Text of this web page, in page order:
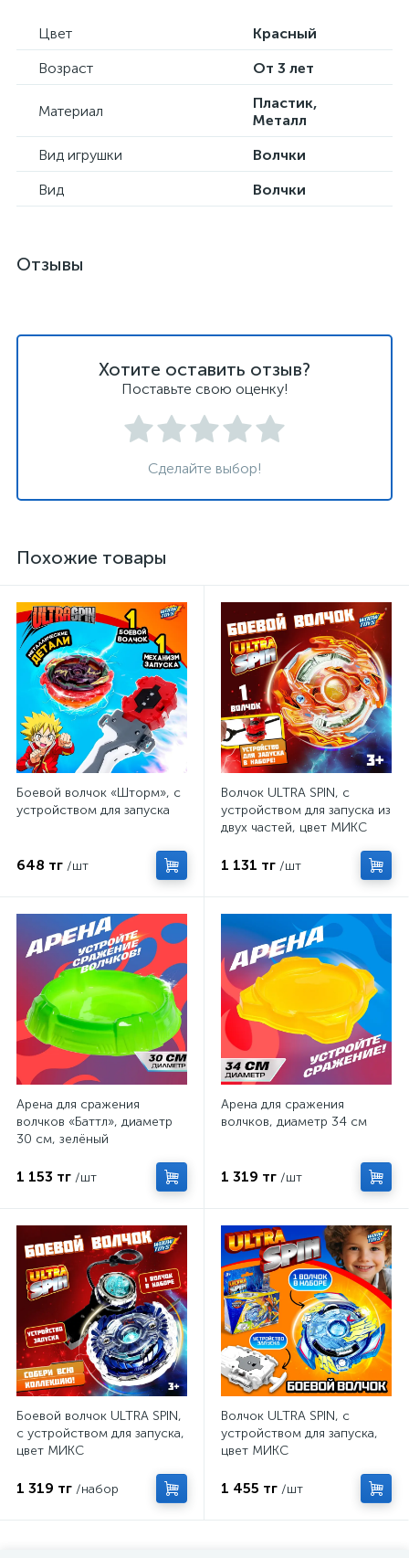
Цвет
Красный
Возраст
От 3 лет
Материал
Пластик,
Металл
Вид игрушки
Волчки
Вид
Волчки
Отзывы
Хотите оставить отзыв?
Поставьте свою оценку!
Сделайте выбор!
Похожие товары
Боевой волчок «Шторм», с
устройством для запуска
648 тг /шт
Волчок ULTRA SPIN, с
устройством для запуска из
двух частей, цвет МИКС
1 131 тг /шт
Арена для сражения
волчков «Баттл», диаметр
30 см, зелёный
1 153 тг /шт
Арена для сражения
волчков, диаметр 34 см
1 319 тг /шт
Боевой волчок ULTRA SPIN,
с устройством для запуска,
цвет МИКС
1 319 тг /набор
Волчок ULTRA SPIN, с
устройством для запуска,
цвет МИКС
1 455 тг /шт